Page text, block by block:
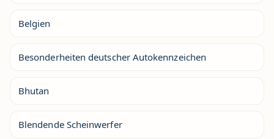
Belgien
Besonderheiten deutscher Autokennzeichen
Bhutan
Blendende Scheinwerfer